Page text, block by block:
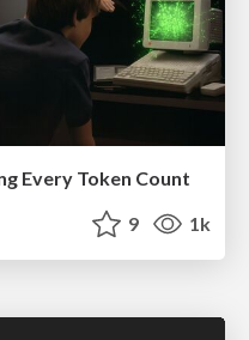
Every Token Count
9 1k